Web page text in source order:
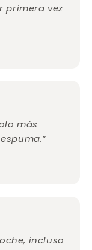
primera vez
más
incluso